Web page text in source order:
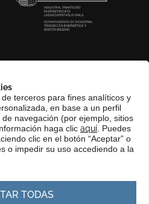
terceros para fines analíticos y
en base a un perfil
navegación (por ejemplo, sitios
haga clic aquí . Puedes
clic en el botón “Aceptar” o
o impedir su uso accediendo a la
TODAS
CHANNEL
CONTRATANTE